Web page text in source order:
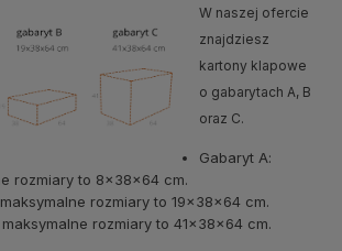
W naszej ofercie
znajdziesz
kartony klapowe
o gabarytach A, B
oraz C.
Gabaryt A:
rozmiary to 8x38x64 cm.
rozmiary to 19x38x64 cm.
rozmiary to 41x38x64 cm.